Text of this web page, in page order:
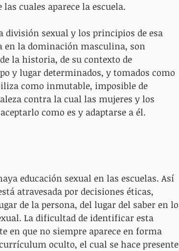
cuales aparece la escuela.
división sexual y los principios de esa
en la dominación masculina, son
la historia, de su contexto de
y lugar determinados, y tomados como
como inmutable, imposible de
contra la cual las mujeres y los
como es y adaptarse a él.
educación sexual en las escuelas. Así
atravesada por decisiones éticas,
de la persona, del lugar del saber en lo
La dificultad de identificar esta
en que no siempre aparece en forma
oculto, el cual se hace presente